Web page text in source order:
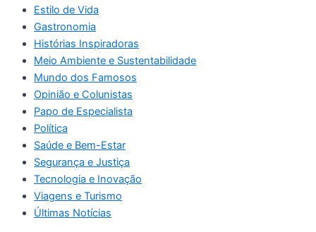
Estilo de Vida
Gastronomia
Histórias Inspiradoras
Meio Ambiente e Sustentabilidade
Mundo dos Famosos
Opinião e Colunistas
Papo de Especialista
Política
Saúde e Bem-Estar
Segurança e Justiça
Tecnologia e Inovação
Viagens e Turismo
Últimas Notícias